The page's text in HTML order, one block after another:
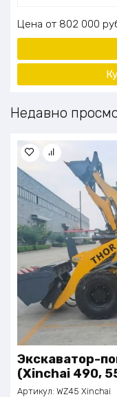
Цена 802 000
Недавно
Экскаватор-
(Xinchai 490,
Артикул: WZ45 Xinchai